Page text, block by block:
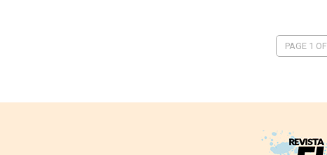
PAGE 1